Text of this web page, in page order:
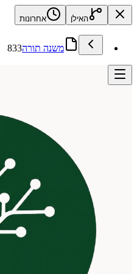
האילן אחרונות
משנה תורה833